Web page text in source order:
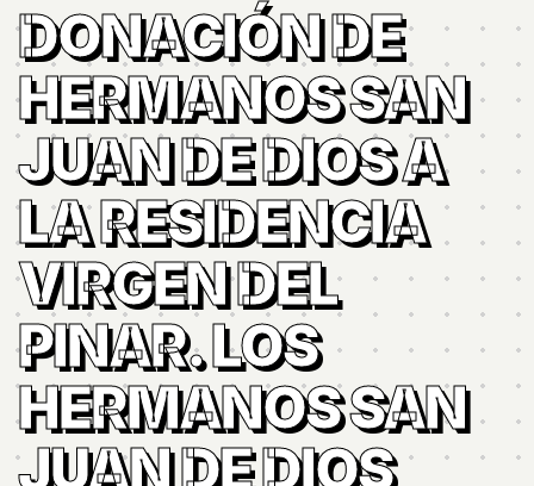
DONACIÓN DE
HERMANOS SAN
JUAN DE DIOS A
LA RESIDENCIA
VIRGEN DEL
PINAR. LOS
HERMANOS SAN
JUAN DE DIOS